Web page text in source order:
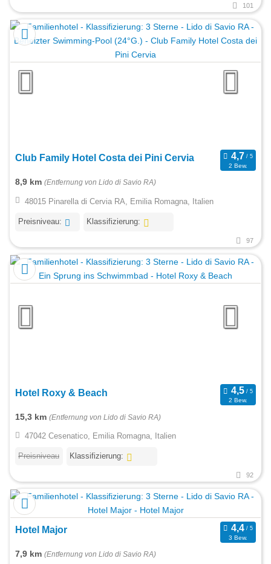
101
Club Family Hotel Costa dei Pini Cervia
2 Bew.
8,9 km (Entfernung von Lido di Savio RA)
48015 Pinarella di Cervia RA, Emilia Romagna, Italien
Preisniveau: Klassifizierung:
97
Hotel Roxy & Beach
2 Bew.
15,3 km (Entfernung von Lido di Savio RA)
47042 Cesenatico, Emilia Romagna, Italien
Preisniveau Klassifizierung:
92
Hotel Major
3 Bew.
7,9 km (Entfernung von Lido di Savio RA)